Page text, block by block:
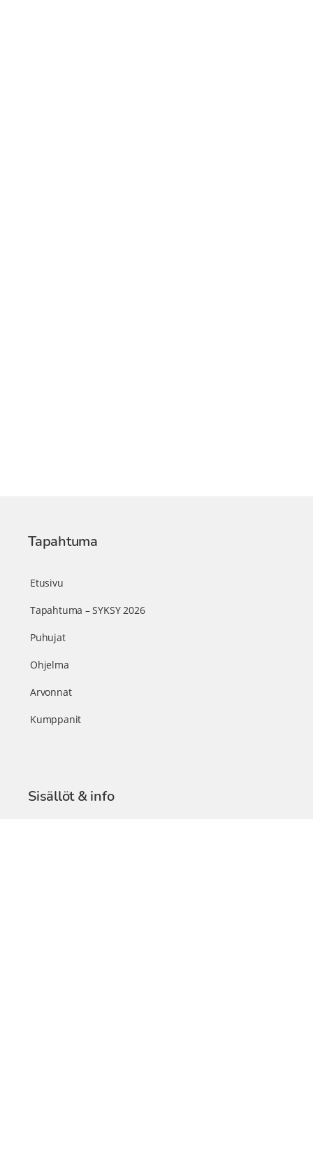
Tapahtuma
Etusivu
Tapahtuma – SYKSY 2026
Puhujat
Ohjelma
Arvonnat
Kumppanit
Sisällöt & info